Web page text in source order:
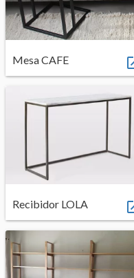
Mesa CAFE
Recibidor LOLA